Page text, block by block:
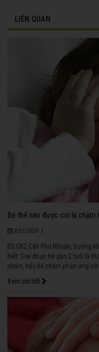
LIÊN QUAN
Bé thế nào được coi là chậm
8/21/2020
BS.CK2 Cấn Phú Nhuận, trưởng
biết: Giai đoạn bé gần 2 tuổi là
nhiên, nếu bé chậm phản ứng
Xem chi tiết